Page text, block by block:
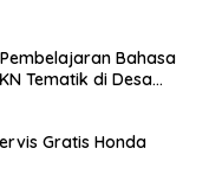
Bahasa
Tematik di Desa
Gratis Honda